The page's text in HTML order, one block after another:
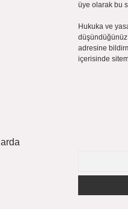
üye olarak bu
Hukuka ve
adresine
içerisinde